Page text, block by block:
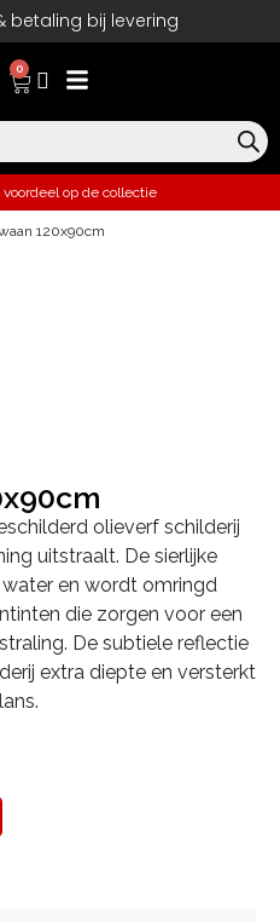
betaling bij levering
0
op de collectie
120x90cm
olieverf schilderij
uitstraalt. De sierlijke
en wordt omringd
die zorgen voor een
De subtiele reflectie
extra diepte en versterkt